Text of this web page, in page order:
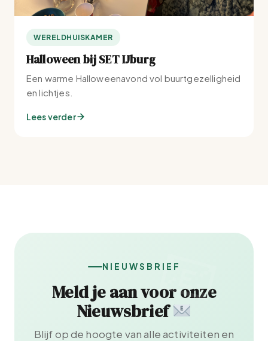
WERELDHUISKAMER
Halloween bij SET IJburg
Een warme Halloweenavond vol buurtgezelligheid
en lichtjes.
Lees verder
NIEUWSBRIEF
Meld je aan voor onze
Nieuwsbrief
Blijf op de hoogte van alle activiteiten en